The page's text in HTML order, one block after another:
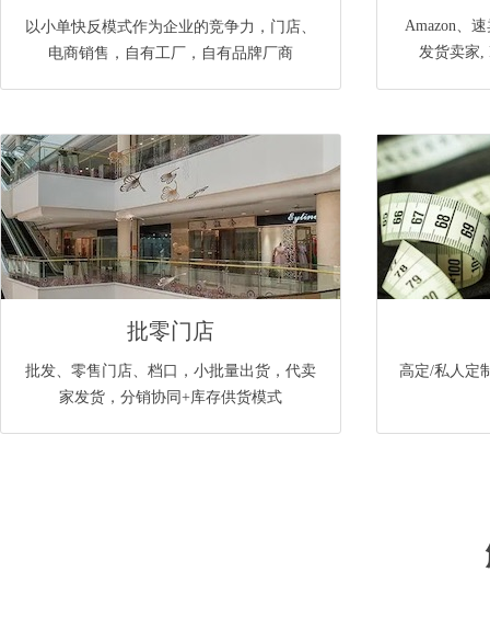
以小单快反模式作为企业的竞争力，门店、
电商销售，自有工厂，自有品牌厂商
Amazon、
发货卖家,
批零门店
批发、零售门店、档口，小批量出货，代卖
家发货，分销协同+库存供货模式
高定/私人定